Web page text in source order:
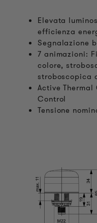
Elevata
efficienza
Segnalazione
7 animazioni:
colore,
stroboscopica
Active
Control
Tensione